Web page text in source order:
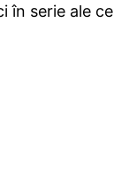
în serie ale